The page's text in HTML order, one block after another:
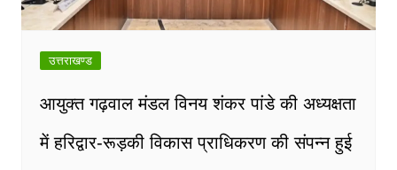
उत्तराखण्ड
आयुक्त गढ़वाल मंडल विनय शंकर पांडे की अध्यक्षता
में हरिद्वार-रूड़की विकास प्राधिकरण की संपन्न हुई